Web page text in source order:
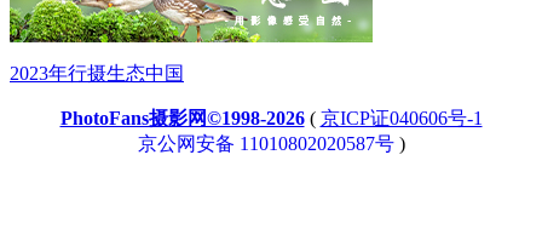
2023年行摄生态中国
PhotoFans摄影网©1998-2026( 京ICP证040606号-1
京公网安备 11010802020587号)